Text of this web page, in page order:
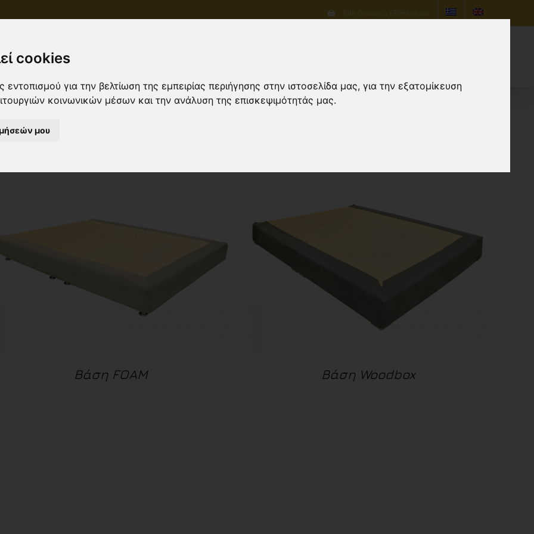
cookies
για την βελτίωση της εμπειρίας περιήγησης στην ιστοσελίδα μας, για την εξατομίκευση
κοινωνικών μέσων και την ανάλυση της επισκεψιμότητάς μας.
μου
Site Οικιακού Εξοπλισμού
ανά
Βάση FOAM Βάση Woodbox